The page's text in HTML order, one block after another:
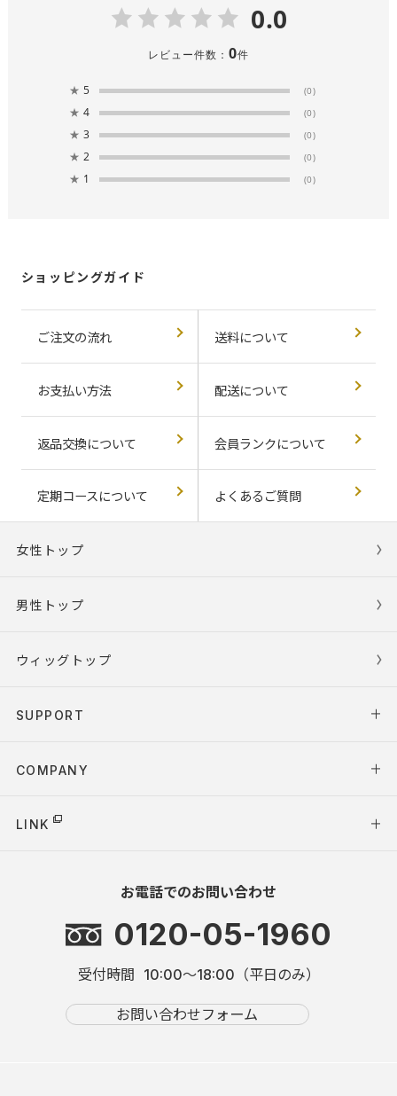
0.0
レビュー件数： 0件
★ 5 (0)
★ 4 (0)
★ 3 (0)
★ 2 (0)
★ 1 (0)
ショッピングガイド
ご注文の流れ 送料について
お支払い方法 配送について
返品交換について 会員ランクについて
定期コースについて よくあるご質問
女性トップ
男性トップ
ウィッグトップ
SUPPORT
COMPANY
LINK
お電話でのお問い合わせ
0120-05-1960
受付時間 10:00～18:00（平日のみ）
お問い合わせフォーム